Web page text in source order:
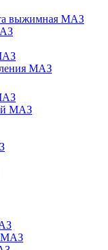
выжимная МАЗ
МАЗ
МАЗ
МАЗ